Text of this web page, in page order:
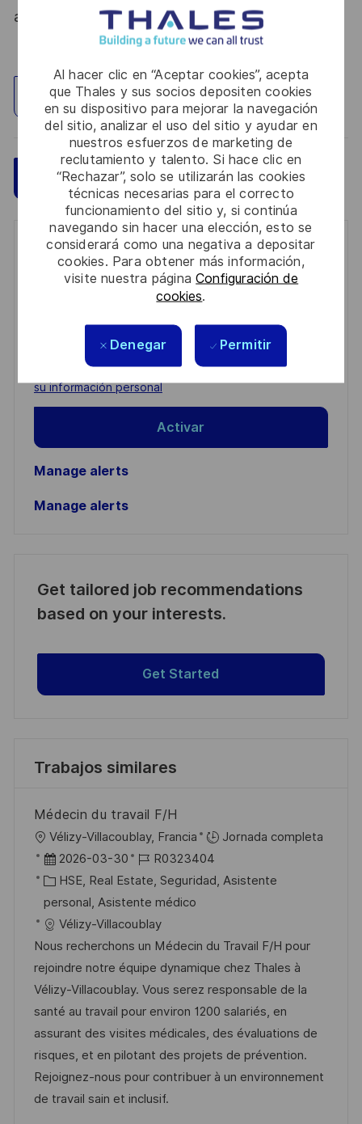
Al hacer clic en “Aceptar cookies”, acepta
que Thales y sus socios depositen cookies
en su dispositivo para mejorar la navegación
del sitio, analizar el uso del sitio y ayudar en
nuestros esfuerzos de marketing de
reclutamiento y talento. Si hace clic en
“Rechazar”, solo se utilizarán las cookies
técnicas necesarias para el correcto
funcionamiento del sitio y, si continúa
navegando sin hacer una elección, esto se
considerará como una negativa a depositar
cookies. Para obtener más información,
visite nuestra páginaConfiguración de
cookies.
Denegar Permitir
atout. Postulez et rejoignez nous !
Explorar ubicación
Aplicar ahora Guardar
Get notified for similar jobs
You'll receive updates once a week
(Required)
Revise y acepte los términos del procesamiento de
su información personal
Activar
Manage alerts
Manage alerts
Get tailored job recommendations
based on your interests.
Get Started
Trabajos similares
Médecin du travail F/H
U
b
a
c
i
ó
n
Vélizy-Villacoublay, Francia
Jornada completa
F
e
c
h
a
d
e
p
u
b
l
i
2026-03-30
I
D
d
e
e
m
p
l
e
o
R0323404
C
a
t
e
g
o
r
í
a
HSE, Real Estate, Seguridad, Asistente
personal, Asistente médico
Vélizy-Villacoublay
Nous recherchons un Médecin du Travail F/H pour
rejoindre notre équipe dynamique chez Thales à
Vélizy-Villacoublay. Vous serez responsable de la
santé au travail pour environ 1200 salariés, en
assurant des visites médicales, des évaluations de
risques, et en pilotant des projets de prévention.
Rejoignez-nous pour contribuer à un environnement
de travail sain et inclusif.